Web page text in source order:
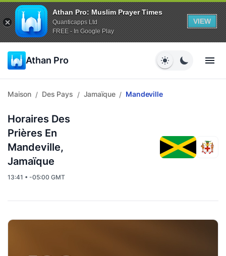
Athan Pro: Muslim Prayer Times
Quanticapps Ltd
FREE - In Google Play
VIEW
Athan Pro
Maison / Des Pays / Jamaïque / Mandeville
Horaires Des
Prières En
Mandeville,
Jamaïque
13:41 • -05:00 GMT